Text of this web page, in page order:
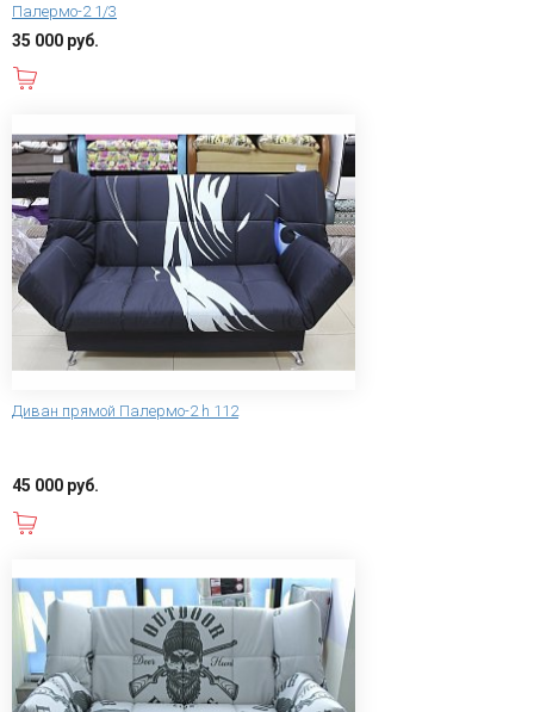
Палермо-2 1/3
35 000 руб.
Диван прямой Палермо-2 h 112
45 000 руб.